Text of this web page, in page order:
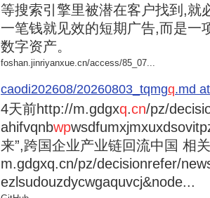
等搜索引擎里被潜在客户找到,就
一笔钱就见效的短期广告,而是一
数字资产。
foshan.jinriyanxue.cn/access/85_07...
caodi202608/20260803_tqmgq.md
4天前http://m.gdgxq.cn/pz/
ahifvqnbwp
来”,跨国企业产业链回流中国 相
m.gdgxq.cn/pz/decisionrefer/
ezlsudouzdycwgaquvcj&node...